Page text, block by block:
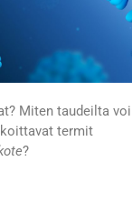
Miten taudeilta voi
termit
?